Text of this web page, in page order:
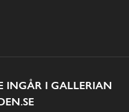
INGÅR I GALLERIAN